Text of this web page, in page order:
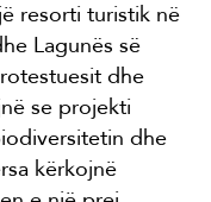
resorti turistik në
Lagunës së
dhe
se projekti
dhe
kërkojnë